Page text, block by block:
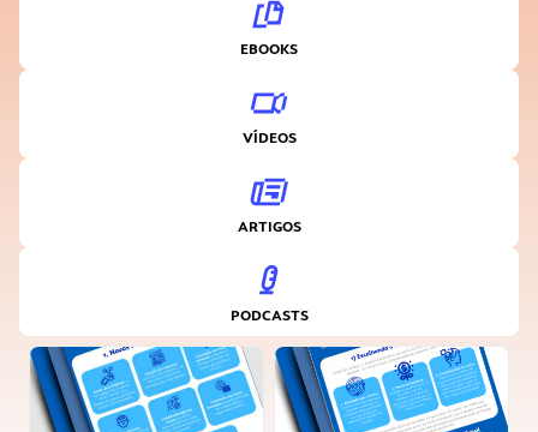
EBOOKS
VÍDEOS
ARTIGOS
PODCASTS